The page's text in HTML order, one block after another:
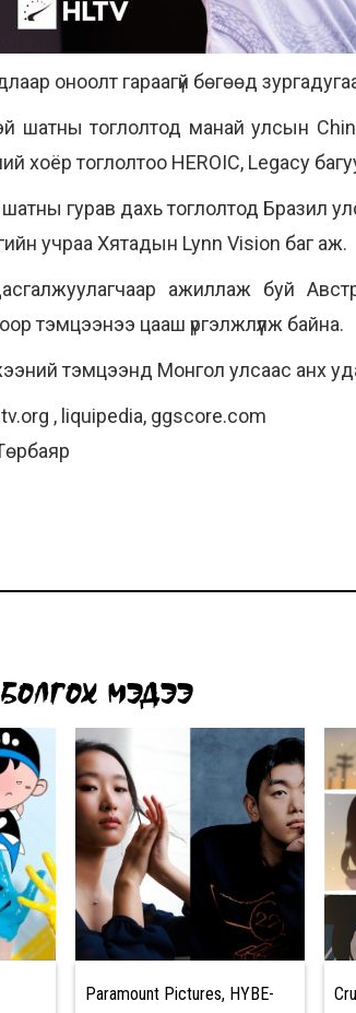
оноолт гараагүй бөгөөд
шатны тоглолтод манай улсын
хоёр тоглолтоо HEROIC, Legacy
шатны гурав дахь тоглолтод Бразил
учраа Хятадын Lynn Vision баг аж.
ажиллаж буй
тэмцээнээ цааш үргэлжлүүлж байна.
тэмцээнд Монгол улсаас анх
, liquipedia, ggscore.com
МЭДЭЭ
Paramount Pictures, HYBE-